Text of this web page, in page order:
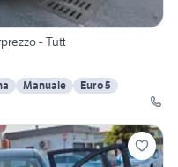
- Tutt
Manuale
Euro 5